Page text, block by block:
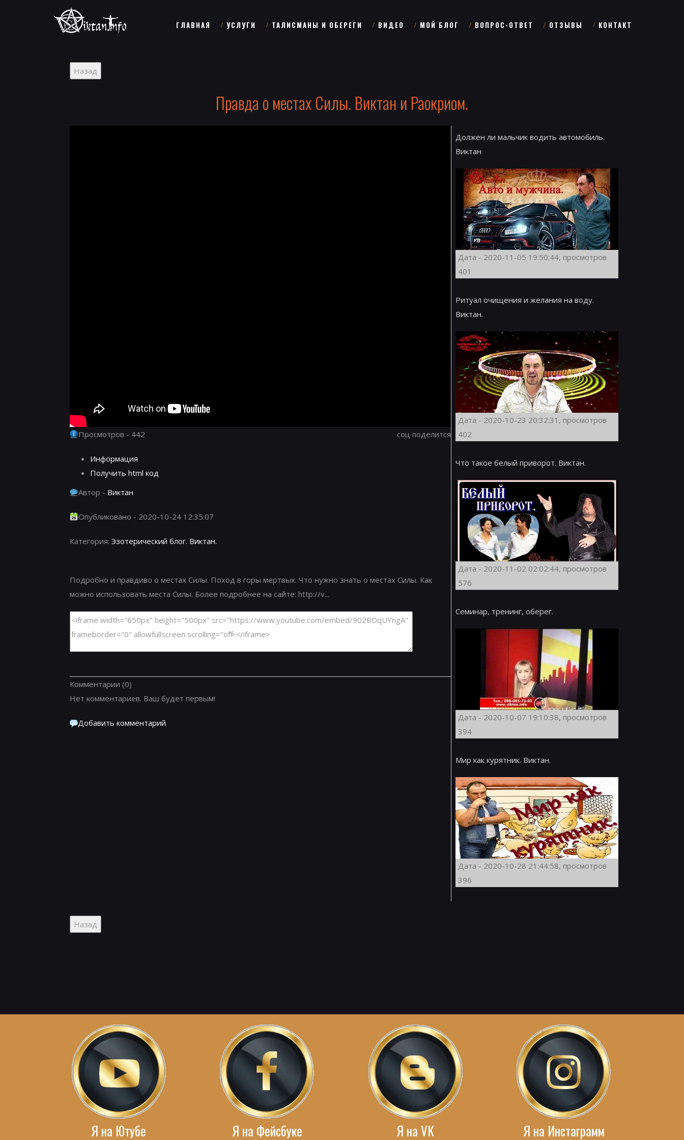
ГЛАВНАЯ УСЛУГИ ТАЛИСМАНЫ И ОБЕРЕГИ ВИДЕО МОЙ БЛОГ ВОПРОС-ОТВЕТ ОТЗЫВЫ КОНТАКТ
Правда о местах Силы. Виктан и Раокриом.
Просмотров - 442 соц поделится
Информация
Получить html код
Автор - Виктан
Опубликовано - 2020-10-24 12:35:07
Категория: Эзотерический блог. Виктан.
Подробно и правдиво о местах Силы. Поход в горы мертвых. Что нужно знать о местах Силы. Как
можно использовать места Силы. Более подробнее на сайте: http://v...
Комментарии (0)
Нет комментариев. Ваш будет первым!
Добавить комментарий
Должен ли мальчик водить автомобиль.
Виктан
Дата - 2020-11-05 19:50:44, просмотров
401
Ритуал очищения и желания на воду.
Виктан.
Дата - 2020-10-23 20:32:31, просмотров
402
Что такое белый приворот. Виктан.
Дата - 2020-11-02 02:02:44, просмотров
576
Семинар, тренинг, оберег.
Дата - 2020-10-07 19:10:38, просмотров
394
Мир как курятник. Виктан.
Дата - 2020-10-28 21:44:58, просмотров
396
Я на Ютубе Я на Фейсбуке Я на VK Я на Инстаграмм